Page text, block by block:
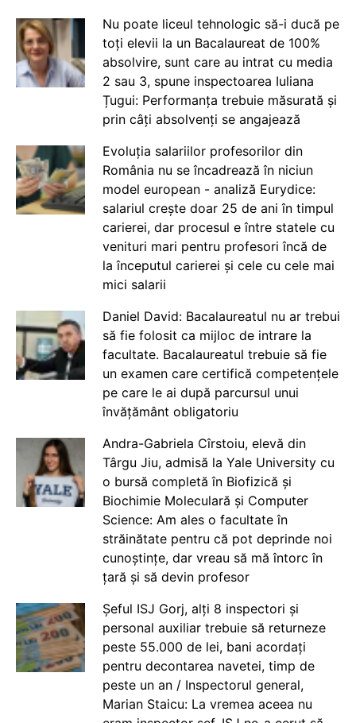
Nu poate liceul tehnologic să-i ducă pe
toți elevii la un Bacalaureat de 100%
absolvire, sunt care au intrat cu media
2 sau 3, spune inspectoarea Iuliana
Țugui: Performanța trebuie măsurată și
prin câți absolvenți se angajează
Evoluția salariilor profesorilor din
România nu se încadrează în niciun
model european - analiză Eurydice:
salariul crește doar 25 de ani în timpul
carierei, dar procesul e între statele cu
venituri mari pentru profesori încă de
la începutul carierei și cele cu cele mai
mici salarii
Daniel David: Bacalaureatul nu ar trebui
să fie folosit ca mijloc de intrare la
facultate. Bacalaureatul trebuie să fie
un examen care certifică competențele
pe care le ai după parcursul unui
învățământ obligatoriu
Andra-Gabriela Cîrstoiu, elevă din
Târgu Jiu, admisă la Yale University cu
o bursă completă în Biofizică și
Biochimie Moleculară și Computer
Science: Am ales o facultate în
străinătate pentru că pot deprinde noi
cunoștințe, dar vreau să mă întorc în
țară și să devin profesor
Șeful ISJ Gorj, alți 8 inspectori și
personal auxiliar trebuie să returneze
peste 55.000 de lei, bani acordați
pentru decontarea navetei, timp de
peste un an / Inspectorul general,
Marian Staicu: La vremea aceea nu